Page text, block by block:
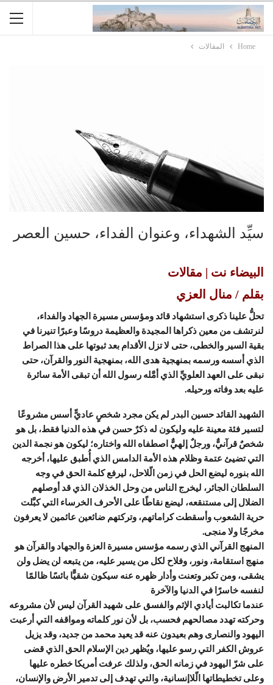
Home المقالات
سيِّد الشهداء، وعنوان الفداء، حسين العصر
البيضاء نت | مقالات
بقلم / منال العزي
تحلُّ علينا ذكرى استشهاد قائد ومؤسس مسيرة الجهاد والفداء،
لنرتشف من معين ذكراها المجيدة والعظيمة دروسًا وعبرًا تنيرنا في
بقية السير والخطى، حتى لا تزل الأقدام بعد ثبوتها على هذا الصراط
الذي أسسه ورسمه بمنهجية هدى الله، بمنهجية النور والقرآن، حتى
نبقى على العهد العلويِّ الذي أمَّله رسول الله أن تبقى الأمة سائرة
عليه بعد وفاته ورحيله.
الشهيد القائد حسين البدر لم يكن مجرد شخصٍ عاديٍّ أسس مشروعًا
لتسير فئة معينة عليه وليكون له ذكرٌ حسن في هذه الدنيا فقط، بل هو
شخصٌ قرآنيٌّ، ورجلٌ إلهيٌّ اصطفاه الله واختاره؛ ليكون هو نجمة الدين
التي تضيئ عتمة وظلام هذه الأمة الدامس الذي أُطبق عليها، أخرجه
الله بنوره ليضع الحل في زمن الّلاحل، ليرفع كلمة الحق في وجه
السلطان الجائر، ليخرج الناس من وحل الخذلان الذي قد أوصلهم
الضلال إلى مستنقعه، ليضع نقاطًا على الأحرف الخرساء التي كبَّلت
حرية الشعوب وأسقطت كراماتهم، وتركتهم ضائعين عائمين لا يعرفون
مخرجًا ولا منجى.
المنهج القرآني الذي رسمه مؤسس مسيرة العزة والجهاد والقرآن هو
منهج استقامة، ونور، وفلاح لكل من يسير عليه، من يتبعه لن يضل ولن
يشقى، ومن تكبر وتعنت وأدار ظهره عنه سيكون شقيًّا بائسًا ظالمًا
لنفسه خاسرًا في الدنيا والآخرة
عندما تكالبت أيادي الإثم والفسق على شهيد القرآن ليس لأن مشروعه
وحركته تهدد مصالحهم فحسب، بل لأن نور كلماته ومواقفه التي أرعبت
اليهود والنصارى وهم بعيدون عنه قد يعيد محمد من جديد، وقد يزيل
عروش الكفر التي رسو عليها، ويُظهر دين الإسلام الحق الذي قضى
على شرّ اليهود في زمانه الحق، ولذلك عرفت أمريكا خطره عليها
وعلى تخطيطاتها الّلاإنسانية، والتي تهدف إلى تدمير الأرض والإنسان،